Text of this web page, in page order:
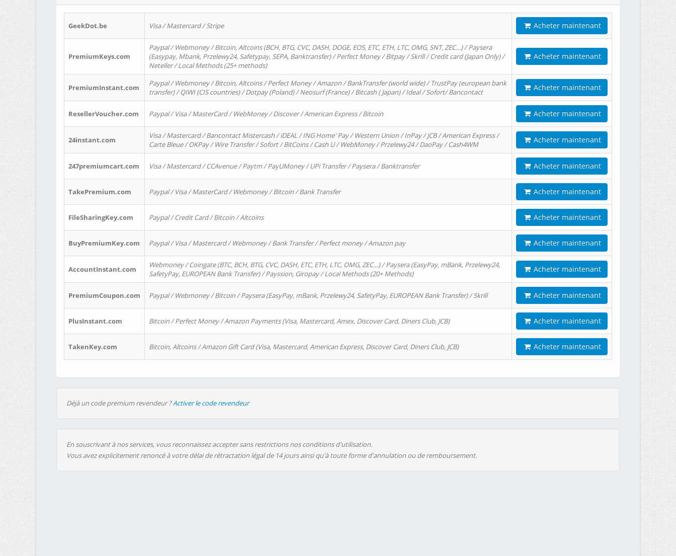
GeekDot.be Visa / Mastercard / Stripe Acheter maintenant
PremiumKeys.com
Paypal / Webmoney / Bitcoin, Altcoins (BCH, BTG, CVC, DASH, DOGE, EOS, ETC, ETH, LTC, OMG, SNT, ZEC…) / Paysera
(Easypay, Mbank, Przelewy24, Safetypay, SEPA, Banktransfer) / Perfect Money / Bitpay / Skrill / Credit card (Japan Only) /
Neteller / Local Methods (25+ methods)
Acheter maintenant
PremiumInstant.com
Paypal / Webmoney / Bitcoin, Altcoins / Perfect Money / Amazon / BankTransfer (world wide) / TrustPay (european bank
transfer) / QIWI (CIS countries) / Dotpay (Poland) / Neosurf (France) / Bitcash ( Japan) / Ideal / Sofort/ Bancontact
Acheter maintenant
ResellerVoucher.com Paypal / Visa / MasterCard / WebMoney / Discover / American Express / Bitcoin Acheter maintenant
24instant.com
Visa / Mastercard / Bancontact Mistercash / iDEAL / ING Home' Pay / Western Union / InPay / JCB / American Express /
Carte Bleue / OKPay / Wire Transfer / Sofort / BitCoins / Cash U / WebMoney / Przelewy24 / DaoPay / Cash4WM
Acheter maintenant
247premiumcart.com Visa / Mastercard / CCAvenue / Paytm / PayUMoney / UPi Transfer / Paysera / Banktransfer Acheter maintenant
TakePremium.com Paypal / Visa / MasterCard / Webmoney / Bitcoin / Bank Transfer Acheter maintenant
FileSharingKey.com Paypal / Credit Card / Bitcoin / Altcoins Acheter maintenant
BuyPremiumKey.com Paypal / Visa / Mastercard / Webmoney / Bank Transfer / Perfect money / Amazon pay Acheter maintenant
AccountInstant.com
Webmoney / Coingate (BTC, BCH, BTG, CVC, DASH, ETC, ETH, LTC, OMG, ZEC…) / Paysera (EasyPay, mBank, Przelewy24,
SafetyPay, EUROPEAN Bank Transfer) / Payssion, Giropay / Local Methods (20+ Methods)
Acheter maintenant
PremiumCoupon.com Paypal / Webmoney / Bitcoin / Paysera (EasyPay, mBank, Przelewy24, SafetyPay, EUROPEAN Bank Transfer) / Skrill Acheter maintenant
PlusInstant.com Bitcoin / Perfect Money / Amazon Payments (Visa, Mastercard, Amex, Discover Card, Diners Club, JCB) Acheter maintenant
TakenKey.com Bitcoin, Altcoins / Amazon Gift Card (Visa, Mastercard, American Express, Discover Card, Diners Club, JCB) Acheter maintenant
Déjà un code premium revendeur ?Activer le code revendeur
En souscrivant à nos services, vous reconnaissez accepter sans restrictions nos conditions d'utilisation.
Vous avez explicitement renoncé à votre délai de rétractation légal de 14 jours ainsi qu'à toute forme d'annulation ou de remboursement.